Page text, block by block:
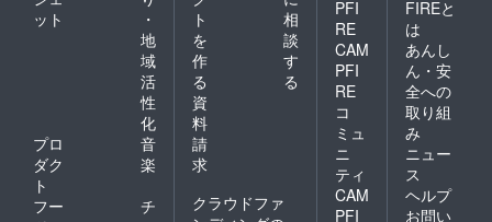
ット
・
地
域
活
性
化
プロ
ダク
ト
音
楽
フー
チ
ト
を
作
る
相
談
す
る
資
料
請
求
クラウドファ
PFI
RE
CAM
PFI
RE
コ
ミュ
ニ
ティ
CAM
PFI
FIREと
は
あんし
ん・安
全への
取り組
み
ニュー
ス
ヘルプ
お問い